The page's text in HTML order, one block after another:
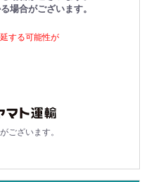
場合がございます。
する可能性が
ございます。